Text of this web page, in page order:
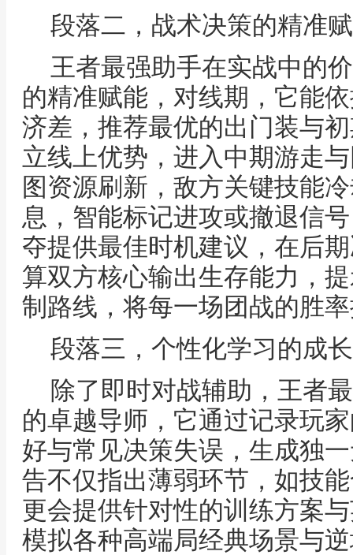
段落二，战术决策的精准
王者最强助手在实战中的
的精准赋能，对线期，它能
济差，推荐最优的出门装与
立线上优势，进入中期游走
图资源刷新，敌方关键技能
息，智能标记进攻或撤退信
夺提供最佳时机建议，在后
算双方核心输出生存能力，
制路线，将每一场团战的胜
段落三，个性化学习的成
除了即时对战辅助，王者
的卓越导师，它通过记录玩
好与常见决策失误，生成独
告不仅指出薄弱环节，如技
更会提供针对性的训练方案
模拟各种高端局经典场景与